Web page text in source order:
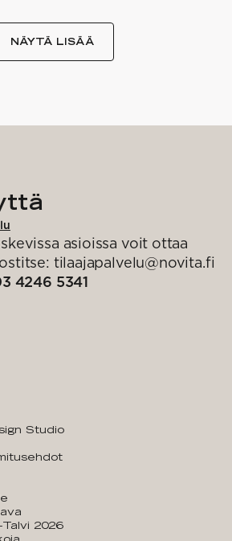
NÄYTÄ LISÄÄ
asioissa voit ottaa
tilaajapalvelu@novita.fi
4246 5341
Studio
2026